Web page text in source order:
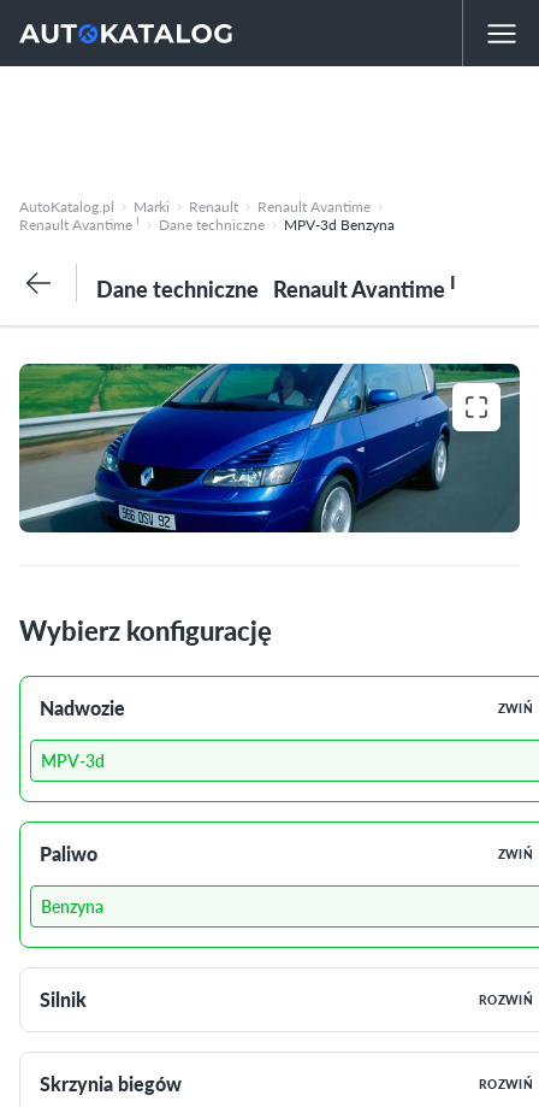
AutoKatalog.pl Marki Renault
Renault Avantime
Renault Avantime I Dane techniczne MPV-3d Benzyna
Dane techniczne Renault Avantime I
Wybierz konfigurację
Nadwozie ZWIŃ
MPV-3d
Paliwo ZWIŃ
Benzyna
Silnik ROZWIŃ
Skrzynia biegów ROZWIŃ